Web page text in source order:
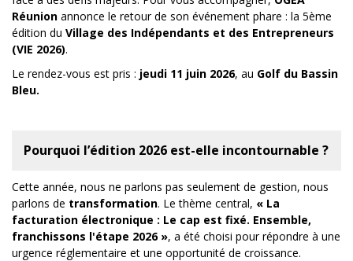
Réunion annonce le retour de son événement phare : la 5ème
édition du Village des Indépendants et des Entrepreneurs
(VIE 2026).
Le rendez-vous est pris : jeudi 11 juin 2026, au Golf du Bassin
Bleu.
Pourquoi l’édition 2026 est-elle incontournable ?
Cette année, nous ne parlons pas seulement de gestion, nous
parlons de transformation. Le thème central, « La
facturation électronique : Le cap est fixé. Ensemble,
franchissons l'étape 2026 », a été choisi pour répondre à une
urgence réglementaire et une opportunité de croissance.